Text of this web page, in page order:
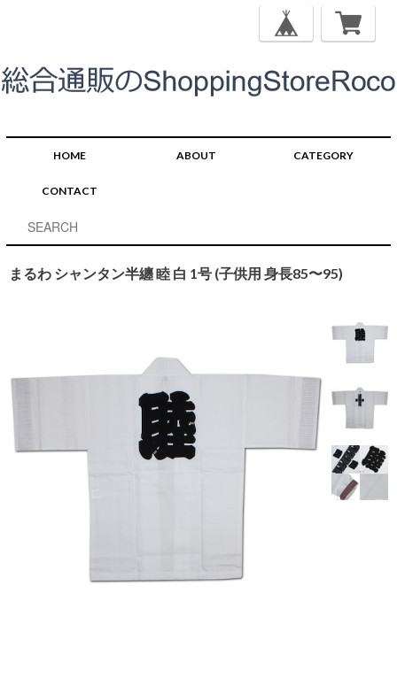
HOME ABOUT CATEGORY
CONTACT
まるわ シャンタン半纏 睦 白 1号 (子供用 身長85〜95)